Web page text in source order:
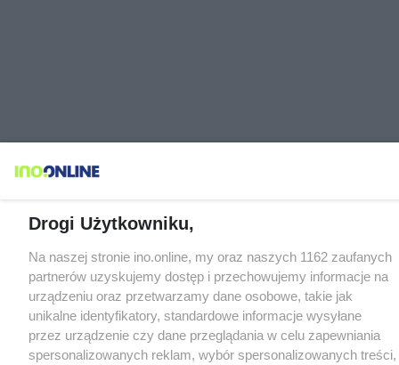
Drogi Użytkowniku,
Na naszej stronie ino.online, my oraz naszych 1162 zaufanych
partnerów uzyskujemy dostęp i przechowujemy informacje na
urządzeniu oraz przetwarzamy dane osobowe, takie jak
unikalne identyfikatory, standardowe informacje wysyłane
przez urządzenie czy dane przeglądania w celu zapewniania
spersonalizowanych reklam, wybór spersonalizowanych treści,